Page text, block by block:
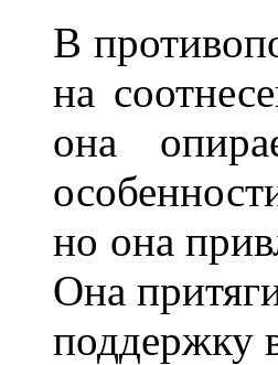
В
на
она
но она
Она
поддержку